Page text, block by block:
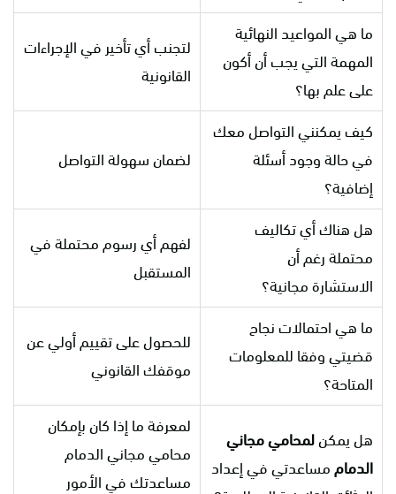
ما هي المواعيد النهائية
المهمة التي يجب أن أكون
على علم بها؟
لتجنب أي تأخير في الإجراءات
القانونية
كيف يمكنني التواصل معك
في حالة وجود أسئلة
إضافية؟
لضمان سهولة التواصل
هل هناك أي تكاليف
محتملة رغم أن
الاستشارة مجانية؟
لفهم أي رسوم محتملة في
المستقبل
ما هي احتمالات نجاح
قضيتي وفقا للمعلومات
المتاحة؟
للحصول على تقييم أولي عن
موقفك القانوني
هل يمكنلمحاميمجاني
الدماممساعدتي في إعداد
لمعرفة ما إذا كان بإمكان
محامي مجاني الدمام
مساعدتك في الأمور